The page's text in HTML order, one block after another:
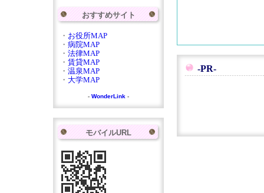
-PR-
おすすめサイト
・ お役所MAP
・ 病院MAP
・ 法律MAP
・ 賃貸MAP
・ 温泉MAP
・ 大学MAP
- WonderLink -
モバイルURL